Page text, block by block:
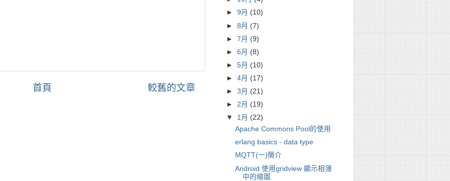
較舊的文章
首頁
►9月 (10)
►8月 (7)
►7月 (9)
►6月 (8)
►5月 (10)
►4月 (17)
►3月 (21)
►2月 (19)
▼ 1月 (22)
Apache Commons Pool的使用
erlang basics - data type
MQTT(一)簡介
Android 使用gridview 顯示相簿
中的縮圖